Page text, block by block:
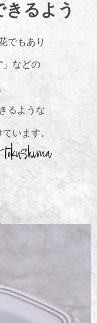
きるよう
でもあり
」などの
るような
います。